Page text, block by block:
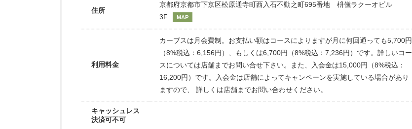
住所
京都府京都市下京区松原通寺町西入石不動之町695番地 枡儀ラクーオビル
3F
MAP
利用料金
カーブスは月会費制。お支払い額はコースによりますが月に何回通っても5,700円
（8%税込：6,156円）、もしくは6,700円（8%税込：7,236円）です。詳しいコー
スについては店舗までお問い合せ下さい。また、入会金は15,000円（8%税込：
16,200円）です。入会金は店舗によってキャンペーンを実施している場合があり
ますので、 詳しくは店舗までお問い合わせください。
キャッシュレス
決済可不可